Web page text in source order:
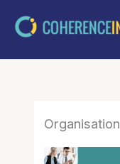
Organisation